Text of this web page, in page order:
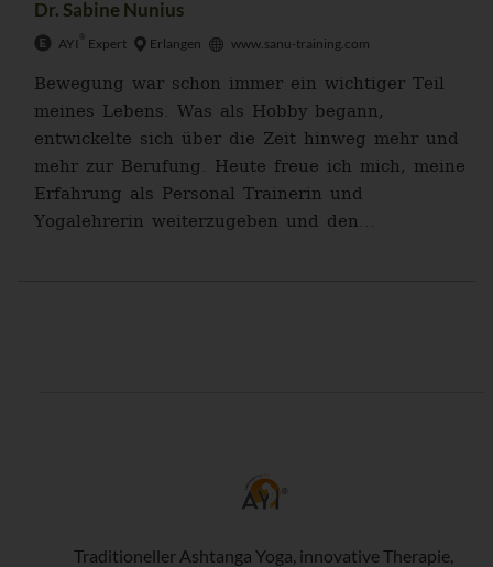
Dr. Sabine Nunius
AYI ® Expert Erlangen www.sanu-training.com
Bewegung war schon immer ein wichtiger Teil
meines Lebens. Was als Hobby begann,
entwickelte sich über die Zeit hinweg mehr und
mehr zur Berufung. Heute freue ich mich, meine
Erfahrung als Personal Trainerin und
Yogalehrerin weiterzugeben und den...
Traditioneller Ashtanga Yoga, innovative Therapie,